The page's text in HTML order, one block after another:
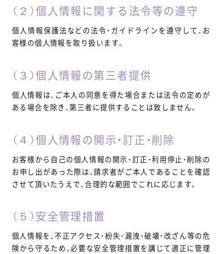
（２）個人情報に関する法令等の遵守
個人情報保護法などの法令・ガイドラインを遵守して、お
客様の個人情報を取り扱います。
（３）個人情報の第三者提供
個人情報は、ご本人の同意を得た場合または法令の定めが
ある場合を除き、第三者に提供することは致しません。
（４）個人情報の開示・訂正・削除
お客様から自己の個人情報の開示・訂正・利用停止・削除の
お申し出があった際は、請求者がご本人であることを確認
させて頂いたうえで、合理的な範囲でこれに応じます。
（５）安全管理措置
個人情報を、不正アクセス・紛失・漏洩・破壊・改ざん等の危
険から守るため、必要な安全管理措置を講じて適正に管理